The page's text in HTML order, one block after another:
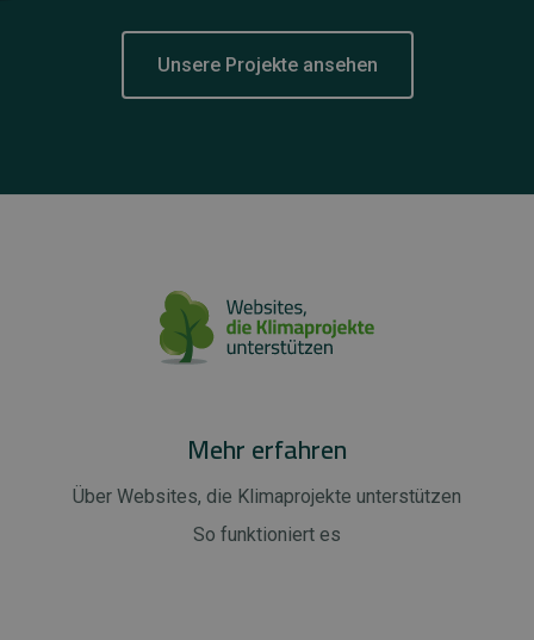
Unsere Projekte ansehen
Mehr erfahren
Über Websites, die Klimaprojekte unterstützen
So funktioniert es